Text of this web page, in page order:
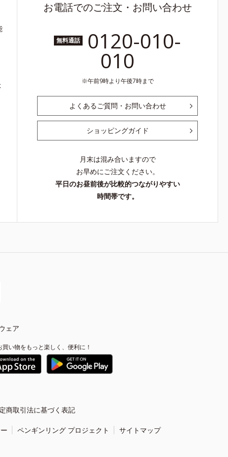
お電話でのご注文・お問い合わせ
無料通話 0120-010-
010
午前9時より午後7時まで
よくあるご質問・お問い合わせ
ショッピングガイド
月末は混み合いますので
お早めにご注文ください。
平日のお昼前後が比較的つながりやすい
時間帯です。
ェア
買い物をもっと楽しく、便利に！
商取引法に基づく表記
ペンギンリング プロジェクト サイトマップ